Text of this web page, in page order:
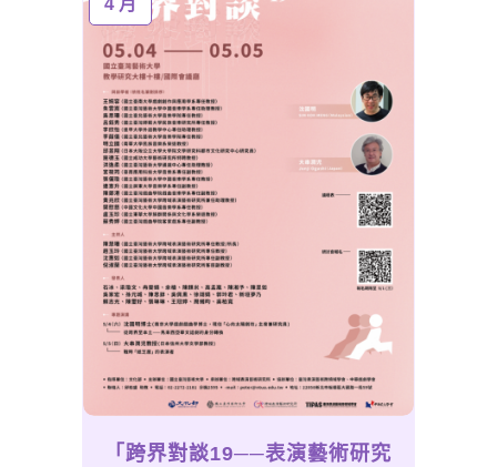
4 月
「跨界對談19──表演藝術研究